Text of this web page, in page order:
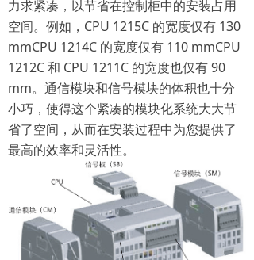
力求紧凑，以节省在控制柜中的安装占用
空间。例如，CPU 1215C 的宽度仅有 130
mmCPU 1214C 的宽度仅有 110 mmCPU
1212C 和 CPU 1211C 的宽度也仅有 90
mm。通信模块和信号模块的体积也十分
小巧，使得这个紧凑的模块化系统大大节
省了空间，从而在安装过程中为您提供了
最高的效率和灵活性。